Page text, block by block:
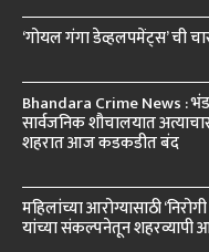
‘गोयल गंगा डेव्हलपमेंट्स’ ची
Bhandara Crime News :
सार्वजनिक शौचालयात
शहरात आज कडकडीत बंद
महिलांच्या आरोग्यासाठी
यांच्या संकल्पनेतून शहरव्यापी